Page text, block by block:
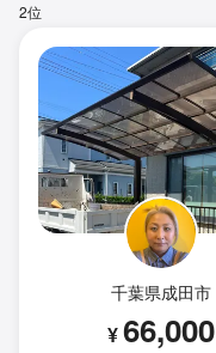
2位
千葉県成田市
¥66,000